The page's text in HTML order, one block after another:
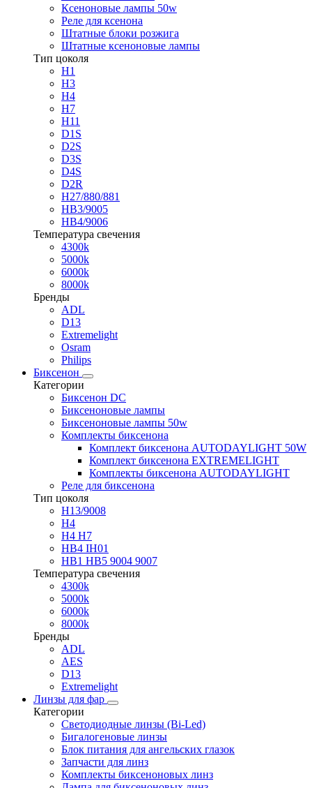
Ксеноновые лампы 50w
Реле для ксенона
Штатные блоки розжига
Штатные ксеноновые лампы
Тип цоколя
H1
H3
H4
H7
H11
D1S
D2S
D3S
D4S
D2R
H27/880/881
HB3/9005
HB4/9006
Температура свечения
4300k
5000k
6000k
8000k
Бренды
ADL
D13
Extremelight
Osram
Philips
Биксенон
Категории
Биксенон DC
Биксеноновые лампы
Биксеноновые лампы 50w
Комплекты биксенона
Комплект биксенона AUTODAYLIGHT 50W
Комплект биксенона EXTREMELIGHT
Комплекты биксенона AUTODAYLIGHT
Реле для биксенона
Тип цоколя
H13/9008
H4
H4 H7
HB4 IH01
HB1 HB5 9004 9007
Температура свечения
4300k
5000k
6000k
8000k
Бренды
ADL
AES
D13
Extremelight
Линзы для фар
Категории
Светодиодные линзы (Bi-Led)
Бигалогеновые линзы
Блок питания для ангельских глазок
Запчасти для линз
Комплекты биксеноновых линз